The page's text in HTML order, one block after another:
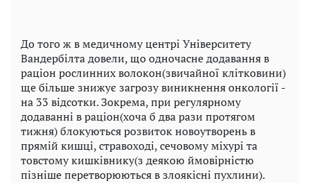
До того ж в медичному центрі Університету
Вандербілта довели, що одночасне додавання в
раціон рослинних волокон(звичайної клітковини)
ще більше знижує загрозу виникнення онкології -
на 33 відсотки. Зокрема, при регулярному
додаванні в раціон(хоча б два рази протягом
тижня) блокуються розвиток новоутворень в
прямій кишці, стравоході, сечовому міхурі та
товстому кишківнику(з деякою ймовірністю
пізніше перетворюються в злоякісні пухлини).